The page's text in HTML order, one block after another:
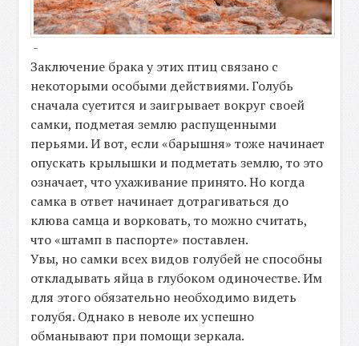
-
Заключение брака у этих птиц связано с
некоторыми особыми действиями. Голубь
сначала суетится и заигрывает вокруг своей
самки, подметая землю распущенными
перьями. И вот, если «барышня» тоже начинает
опускать крылышки и подметать землю, то это
означает, что ухаживание принято. Но когда
самка в ответ начинает дотрагиваться до
клюва самца и ворковать, то можно считать,
что «штамп в паспорте» поставлен.
Увы, но самки всех видов голубей не способны
откладывать яйца в глубоком одиночестве. Им
для этого обязательно необходимо видеть
голубя. Однако в неволе их успешно
обманывают при помощи зеркала.